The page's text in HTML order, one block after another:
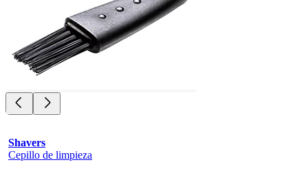
Shavers
Cepillo de limpieza